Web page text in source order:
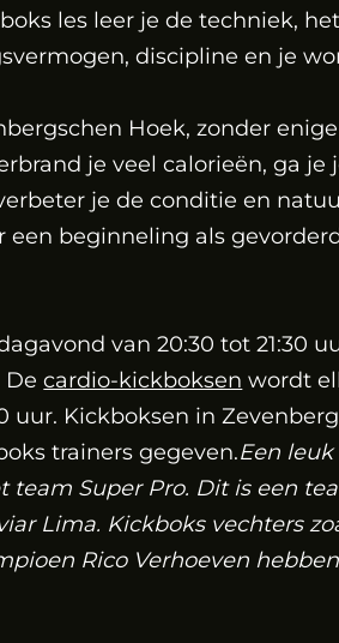
les leer je de techniek,
discipline en je
Hoek, zonder
je veel calorieën, ga je
je de conditie en
beginneling als
van 20:30 tot 21:30
Decardio-kickboksen wordt
uur. Kickboksen in
trainers gegeven.Een
Super Pro. Dit is een
Lima. Kickboks vechters
Rico Verhoeven